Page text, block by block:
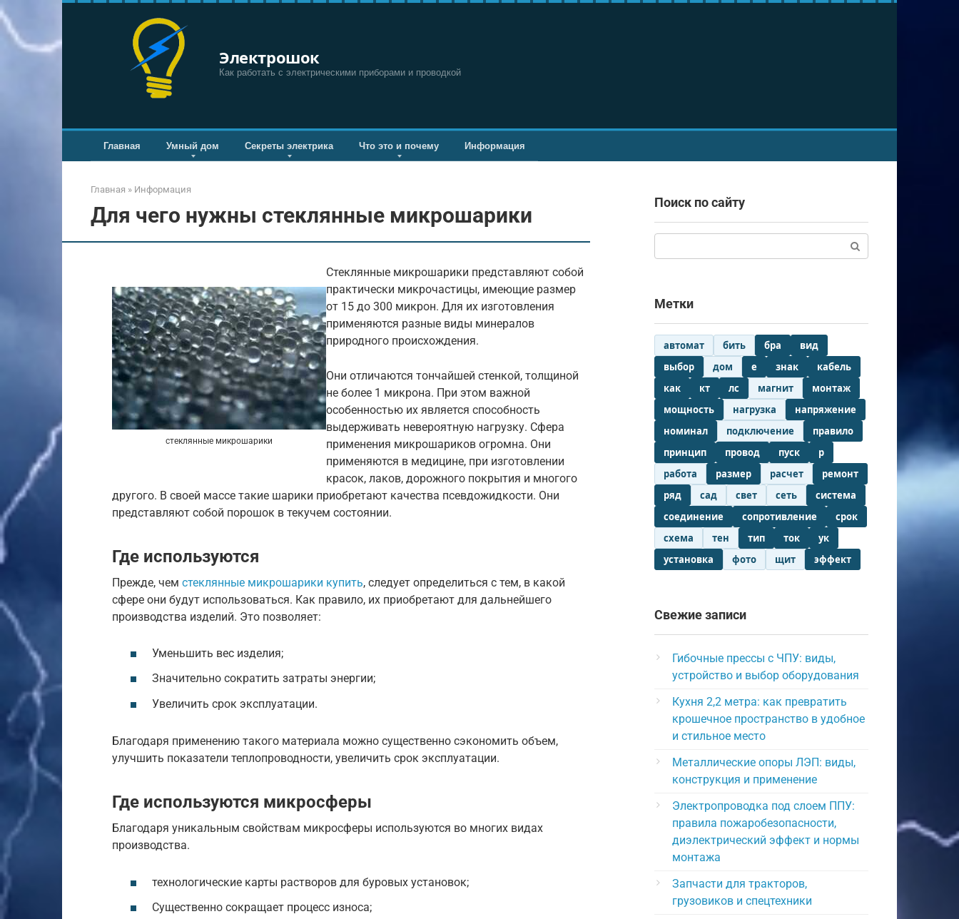
Перейти
к
контенту
Электрошок
Как работать с электрическими приборами и проводкой
Главная Умный дом Секреты электрика Что это и почему Информация
Главная » Информация
Для чего нужны стеклянные микрошарики
стеклянные микрошарики
Стеклянные микрошарики представляют собой
практически микрочастицы, имеющие размер
от 15 до 300 микрон. Для их изготовления
применяются разные виды минералов
природного происхождения.
Они отличаются тончайшей стенкой, толщиной
не более 1 микрона. При этом важной
особенностью их является способность
выдерживать невероятную нагрузку. Сфера
применения микрошариков огромна. Они
применяются в медицине, при изготовлении
красок, лаков, дорожного покрытия и многого
другого. В своей массе такие шарики приобретают качества псевдожидкости. Они
представляют собой порошок в текучем состоянии.
Где используются
Прежде, чем стеклянные микрошарики купить, следует определиться с тем, в какой
сфере они будут использоваться. Как правило, их приобретают для дальнейшего
производства изделий. Это позволяет:
Уменьшить вес изделия;
Значительно сократить затраты энергии;
Увеличить срок эксплуатации.
Благодаря применению такого материала можно существенно сэкономить объем,
улучшить показатели теплопроводности, увеличить срок эксплуатации.
Где используются микросферы
Благодаря уникальным свойствам микросферы используются во многих видах
производства.
технологические карты растворов для буровых установок;
Существенно сокращает процесс износа;
Поиск по сайту
Метки
автомат бить бра
вид
выбор
дом е знак
кабель
как
кт лс магнит
монтаж
мощность
нагрузка
напряжение
номинал
подключение
правило
принцип
провод пуск
р
работа
размер расчет
ремонт
ряд
сад свет сеть
система
соединение
сопротивление
срок
схема
тен тип ток
ук
установка
фото щит эффект
Свежие записи
Гибочные прессы с ЧПУ: виды,
устройство и выбор оборудования
Кухня 2,2 метра: как превратить
крошечное пространство в удобное
и стильное место
Металлические опоры ЛЭП: виды,
конструкция и применение
Электропроводка под слоем ППУ:
правила пожаробезопасности,
диэлектрический эффект и нормы
монтажа
Запчасти для тракторов,
грузовиков и спецтехники